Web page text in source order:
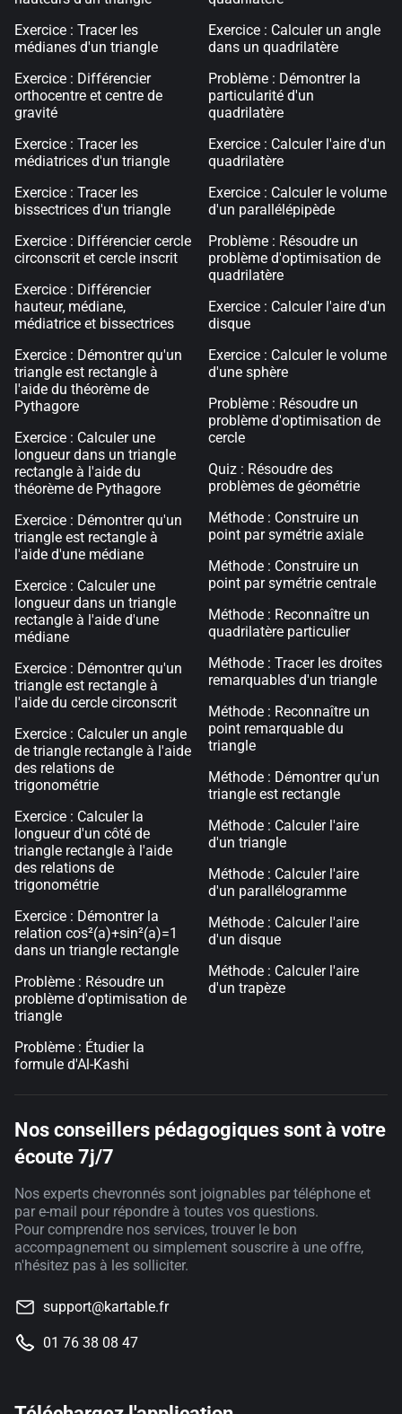
Exercice : Tracer les
médianes d'un triangle
Exercice : Différencier
orthocentre et centre de
gravité
Exercice : Tracer les
médiatrices d'un triangle
Exercice : Tracer les
bissectrices d'un triangle
Exercice : Différencier cercle
circonscrit et cercle inscrit
Exercice : Différencier
hauteur, médiane,
médiatrice et bissectrices
Exercice : Démontrer qu'un
triangle est rectangle à
l'aide du théorème de
Pythagore
Exercice : Calculer une
longueur dans un triangle
rectangle à l'aide du
théorème de Pythagore
Exercice : Démontrer qu'un
triangle est rectangle à
l'aide d'une médiane
Exercice : Calculer une
longueur dans un triangle
rectangle à l'aide d'une
médiane
Exercice : Démontrer qu'un
triangle est rectangle à
l'aide du cercle circonscrit
Exercice : Calculer un angle
de triangle rectangle à l'aide
des relations de
trigonométrie
Exercice : Calculer la
longueur d'un côté de
triangle rectangle à l'aide
des relations de
trigonométrie
Exercice : Démontrer la
relation cos²(a)+sin²(a)=1
dans un triangle rectangle
Problème : Résoudre un
problème d'optimisation de
triangle
Problème : Étudier la
formule d'Al-Kashi
Exercice : Calculer un angle
dans un quadrilatère
Problème : Démontrer la
particularité d'un
quadrilatère
Exercice : Calculer l'aire d'un
quadrilatère
Exercice : Calculer le volume
d'un parallélépipède
Problème : Résoudre un
problème d'optimisation de
quadrilatère
Exercice : Calculer l'aire d'un
disque
Exercice : Calculer le volume
d'une sphère
Problème : Résoudre un
problème d'optimisation de
cercle
Quiz : Résoudre des
problèmes de géométrie
Méthode : Construire un
point par symétrie axiale
Méthode : Construire un
point par symétrie centrale
Méthode : Reconnaître un
quadrilatère particulier
Méthode : Tracer les droites
remarquables d'un triangle
Méthode : Reconnaître un
point remarquable du
triangle
Méthode : Démontrer qu'un
triangle est rectangle
Méthode : Calculer l'aire
d'un triangle
Méthode : Calculer l'aire
d'un parallélogramme
Méthode : Calculer l'aire
d'un disque
Méthode : Calculer l'aire
d'un trapèze
Nos conseillers pédagogiques sont à votre
écoute 7j/7
Nos experts chevronnés sont joignables par téléphone et
par e-mail pour répondre à toutes vos questions.
Pour comprendre nos services, trouver le bon
accompagnement ou simplement souscrire à une offre,
n'hésitez pas à les solliciter.
support@kartable.fr
01 76 38 08 47